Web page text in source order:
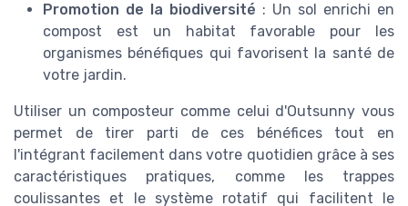
Promotion de la biodiversité : Un sol enrichi en
compost est un habitat favorable pour les
organismes bénéfiques qui favorisent la santé de
votre jardin.
Utiliser un composteur comme celui d'Outsunny vous
permet de tirer parti de ces bénéfices tout en
l'intégrant facilement dans votre quotidien grâce à ses
caractéristiques pratiques, comme les trappes
coulissantes et le système rotatif qui facilitent le